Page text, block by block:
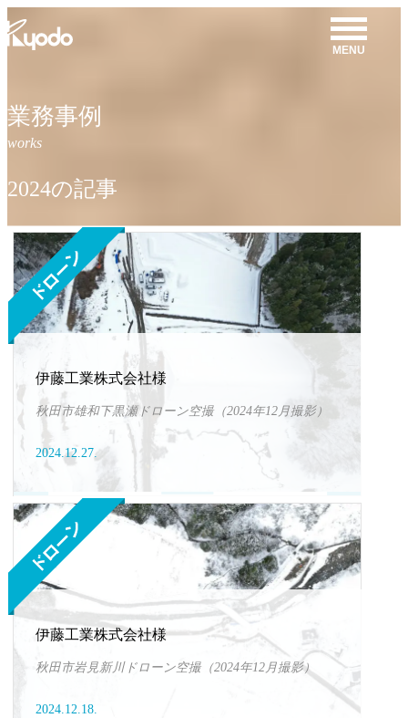
ン
を
表
示
MENU
業務事例
2024の記事
伊藤工業株式会社様
秋田市雄和下黒瀬ドローン空撮（2024年12月撮影）
2024.12.27.
伊藤工業株式会社様
秋田市岩見新川ドローン空撮（2024年12月撮影）
2024.12.18.